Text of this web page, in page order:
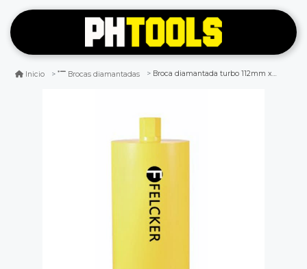
Inicio Brocas diamantadas Broca diamantada turbo 112mm x 450mm - y - felcker